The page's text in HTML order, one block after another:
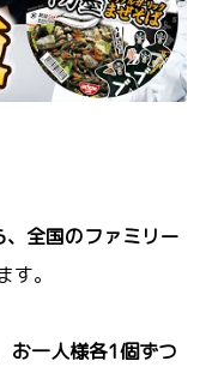
全国のファミリー
す。
お一人様各1個ずつ